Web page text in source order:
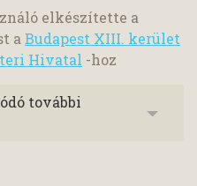
elkészítette a
a Budapest XIII. kerület
Hivatal -hoz
további